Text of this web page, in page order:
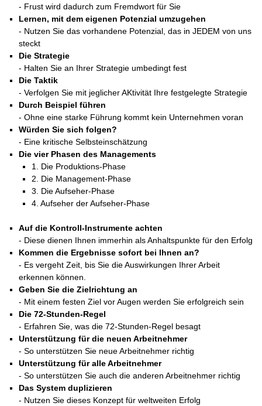
- Frust wird dadurch zum Fremdwort für Sie
Lernen, mit dem eigenen Potenzial umzugehen
- Nutzen Sie das vorhandene Potenzial, das in JEDEM von uns
steckt
Die Strategie
- Halten Sie an Ihrer Strategie umbedingt fest
Die Taktik
- Verfolgen Sie mit jeglicher AKtivität Ihre festgelegte Strategie
Durch Beispiel führen
- Ohne eine starke Führung kommt kein Unternehmen voran
Würden Sie sich folgen?
- Eine kritische Selbsteinschätzung
Die vier Phasen des Managements
1. Die Produktions-Phase
2. Die Management-Phase
3. Die Aufseher-Phase
4. Aufseher der Aufseher-Phase
Auf die Kontroll-Instrumente achten
- Diese dienen Ihnen immerhin als Anhaltspunkte für den Erfolg
Kommen die Ergebnisse sofort bei Ihnen an?
- Es vergeht Zeit, bis Sie die Auswirkungen Ihrer Arbeit
erkennen können.
Geben Sie die Zielrichtung an
- Mit einem festen Ziel vor Augen werden Sie erfolgreich sein
Die 72-Stunden-Regel
- Erfahren Sie, was die 72-Stunden-Regel besagt
Unterstützung für die neuen Arbeitnehmer
- So unterstützen Sie neue Arbeitnehmer richtig
Unterstützung für alle Arbeitnehmer
- So unterstützen Sie auch die anderen Arbeitnehmer richtig
Das System duplizieren
- Nutzen Sie dieses Konzept für weltweiten Erfolg